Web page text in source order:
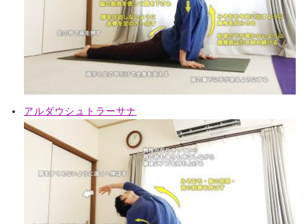
アルダウシュトラーサナ